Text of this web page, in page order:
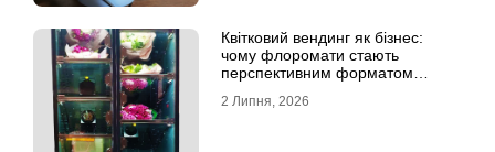
Квітковий вендинг як бізнес:
чому флоромати стають
перспективним форматом
2 Липня, 2026